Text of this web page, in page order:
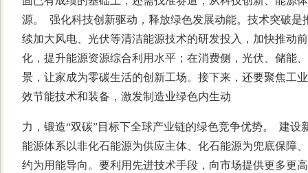
源。 强化科技创新驱动，释放绿色发展动能。技术突破
续加大风电、光伏等清洁能源技术的研发投入，加快推动
化，提升能源资源综合利用水平；在消费侧，光伏、储能
景，让家成为零碳生活的创新工场。接下来，还要聚焦工
效节能技术和装备，激发制造业绿色内生动
力，锻造“双碳”目标下全球产业链的绿色竞争优势。 建
能源体系以非化石能源为供应主体、化石能源为兜底保障
约为用能导向。要利用先进技术手段，向市场提供更多更